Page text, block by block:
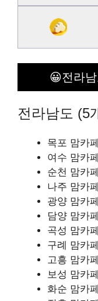
😀전라
전라남도 (5
목포 맘카페
여수 맘카페
순천 맘카페
나주 맘카페
광양 맘카페
담양 맘카페
곡성 맘카페
구례 맘카페
고흥 맘카페
보성 맘카페
화순 맘카페